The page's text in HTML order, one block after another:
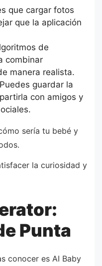
que cargar fotos
que la aplicación
de
combinar
manera realista.
Puedes guardar la
con amigos y
sería tu bebé y
la curiosidad y
Punta
conocer es AI Baby